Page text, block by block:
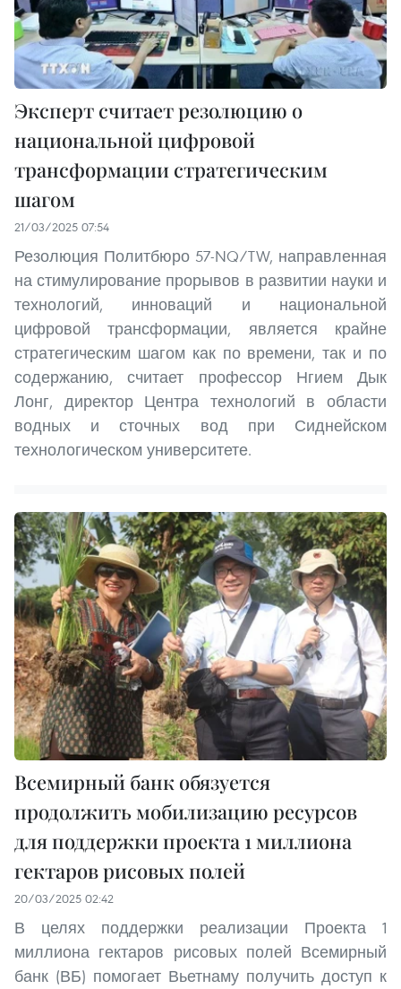
Эксперт считает резолюцию о
национальной цифровой
трансформации стратегическим
шагом
21/03/2025 07:54
Резолюция Политбюро 57-NQ/TW, направленная
на стимулирование прорывов в развитии науки и
технологий, инноваций и национальной
цифровой трансформации, является крайне
стратегическим шагом как по времени, так и по
содержанию, считает профессор Нгием Дык
Лонг, директор Центра технологий в области
водных и сточных вод при Сиднейском
технологическом университете.
Всемирный банк обязуется
продолжить мобилизацию ресурсов
для поддержки проекта 1 миллиона
гектаров рисовых полей
20/03/2025 02:42
В целях поддержки реализации Проекта 1
миллиона гектаров рисовых полей Всемирный
банк (ВБ) помогает Вьетнаму получить доступ к